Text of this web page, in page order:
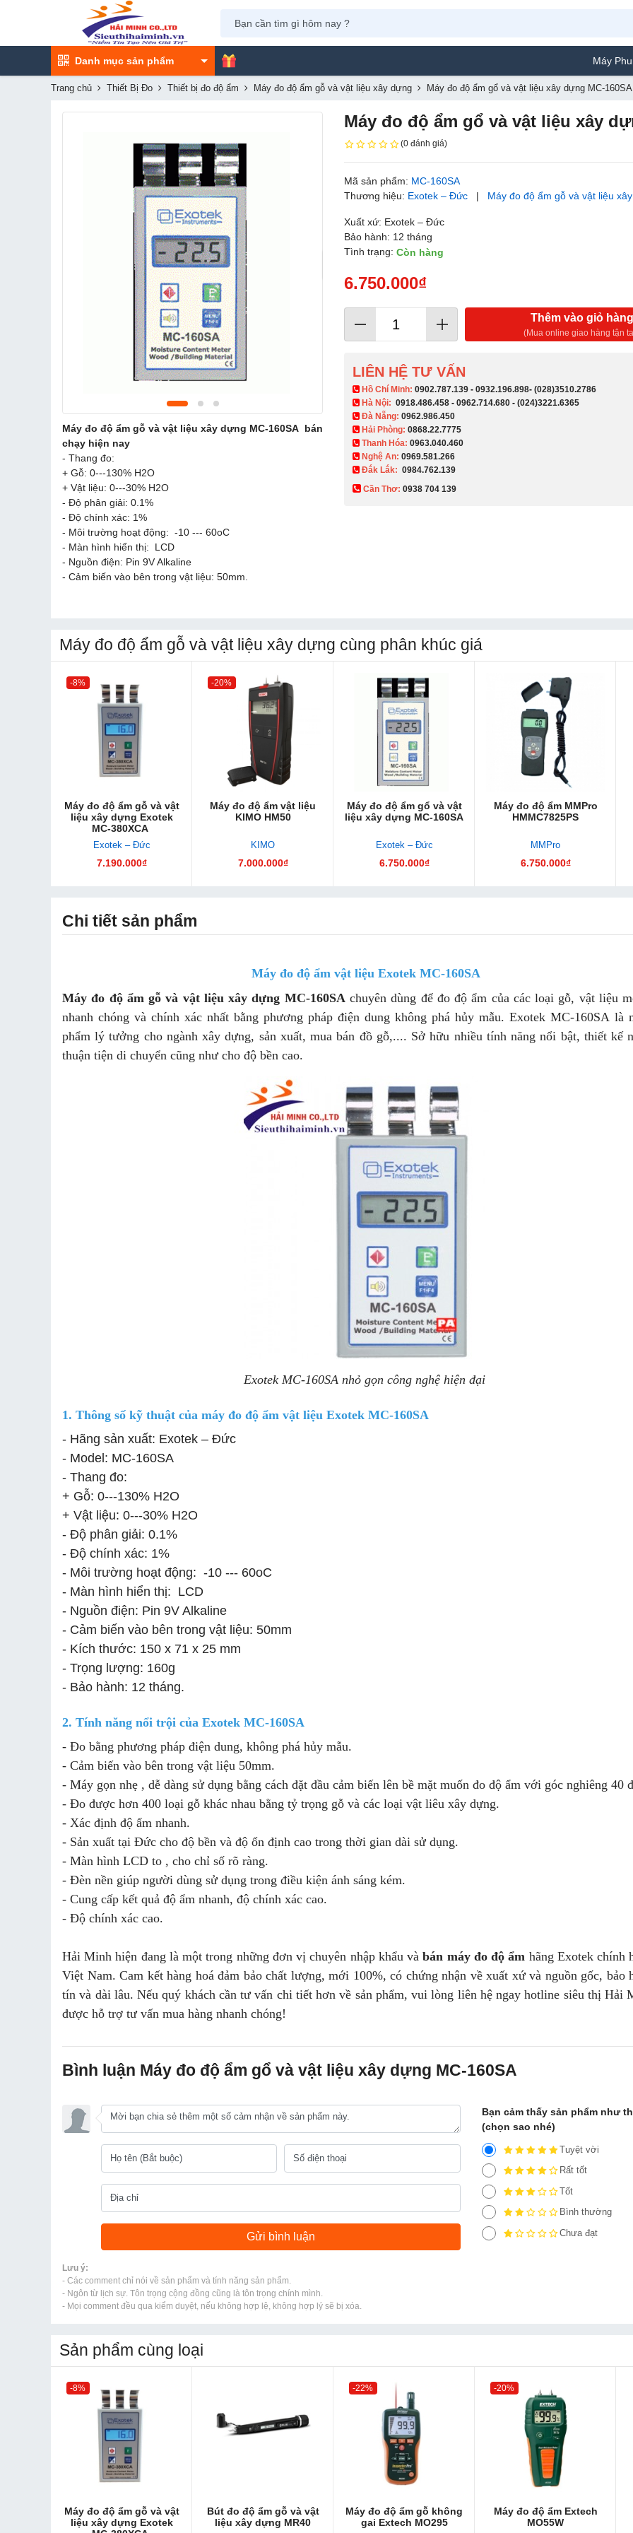
Danh mục sản phẩm Máy Phun Sơn
Trang chủ Thiết Bị Đo Thiết bị đo độ ẩm Máy đo độ ẩm gỗ và vật liệu xây dựng Máy đo độ ẩm gổ và vật liệu xây dựng MC-160SA
Máy đo độ ẩm gỗ và vật liệu xây dựng MC-160SA bán
chạy hiện nay
- Thang đo:
+ Gỗ: 0---130% H2O
+ Vật liệu: 0---30% H2O
- Độ phân giải: 0.1%
- Độ chính xác: 1%
- Môi trường hoạt động: -10 --- 60oC
- Màn hình hiển thị: LCD
- Nguồn điện: Pin 9V Alkaline
- Cảm biến vào bên trong vật liệu: 50mm.
Máy đo độ ẩm gổ và vật liệu xây
(0 đánh giá)
Mã sản phẩm: MC-160SA
Thương hiệu: Exotek – Đức | Máy đo độ ẩm gỗ và vật liệu
Xuất xứ: Exotek – Đức
Bảo hành: 12 tháng
Tình trạng:Còn hàng
6.750.000₫
Thêm vào giỏ hàng
(Mua online giao hàng tận
LIÊN HỆ TƯ VẤN
​ Hồ Chí Minh:0902.787.139 -0932.196.898-(028)3510.2786
Hà Nội:0918.486.458 -0962.714.680 -(024)3221.6365
Đà Nẵng:0962.986.450
Hải Phòng:0868.22.7775
Thanh Hóa:0963.040.460
Nghệ An:0969.581.266
Đắk Lắk: 0984.762.139
Cần Thơ:0938 704 139​
Máy đo độ ẩm gỗ và vật liệu xây dựng cùng phân khúc giá
-8%
Máy đo độ ẩm gỗ và vật
liệu xây dựng Exotek
MC-380XCA
Exotek – Đức
7.190.000₫
-20%
Máy đo độ ẩm vật liệu
KIMO HM50
KIMO
7.000.000₫
Máy đo độ ẩm gổ và vật
liệu xây dựng MC-160SA
Exotek – Đức
6.750.000₫
Máy đo độ ẩm MMPro
HMMC7825PS
MMPro
6.750.000₫
Chi tiết sản phẩm
Máy đo độ ẩm vật liệu Exotek MC-160SA
Máy đo độ ẩm gỗ và vật liệu xây dựng MC-160SA chuyên dùng để đo độ ẩm của các loại gỗ, vật liệu
nhanh chóng và chính xác nhất bằng phương pháp điện dung không phá hủy mẫu. Exotek MC-160SA là
phẩm lý tưởng cho ngành xây dựng, sản xuất, mua bán đồ gỗ,.... Sở hữu nhiều tính năng nổi bật, thiết kế
thuận tiện di chuyển cũng như cho độ bền cao.
Exotek MC-160SA nhỏ gọn công nghệ hiện đại
1. Thông số kỹ thuật của máy đo độ ẩm vật liệu Exotek MC-160SA
- Hãng sản xuất: Exotek – Đức
- Model: MC-160SA
- Thang đo:
+ Gỗ: 0---130% H2O
+ Vật liệu: 0---30% H2O
- Độ phân giải: 0.1%
- Độ chính xác: 1%
- Môi trường hoạt động: -10 --- 60oC
- Màn hình hiển thị: LCD
- Nguồn điện: Pin 9V Alkaline
- Cảm biến vào bên trong vật liệu: 50mm
- Kích thước: 150 x 71 x 25 mm
- Trọng lượng: 160g
- Bảo hành: 12 tháng.
2. Tính năng nổi trội của Exotek MC-160SA
- Đo bằng phương pháp điện dung, không phá hủy mẫu.
- Cảm biến vào bên trong vật liệu 50mm.
- Máy gọn nhẹ , dễ dàng sử dụng bằng cách đặt đầu cảm biến lên bề mặt muốn đo độ ẩm với góc nghiêng 40
- Đo được hơn 400 loại gỗ khác nhau bằng tỷ trọng gỗ và các loại vật liêu xây dựng.
- Xác định độ ẩm nhanh.
- Sản xuất tại Đức cho độ bền và độ ổn định cao trong thời gian dài sử dụng.
- Màn hình LCD to , cho chỉ số rõ ràng.
- Đèn nền giúp người dùng sử dụng trong điều kiện ánh sáng kém.
- Cung cấp kết quả độ ẩm nhanh, độ chính xác cao.
- Độ chính xác cao.
Hải Minh hiện đang là một trong những đơn vị chuyên nhập khẩu vàbán máy đo độ ẩm hãng Exotek chính
Việt Nam. Cam kết hàng hoá đảm bảo chất lượng, mới 100%, có chứng nhận về xuất xứ và nguồn gốc, bảo
tín và dài lâu. Nếu quý khách cần tư vấn chi tiết hơn về sản phẩm, vui lòng liên hệ ngay hotline siêu thị Hải
được hỗ trợ tư vấn mua hàng nhanh chóng!
Bình luận Máy đo độ ẩm gổ và vật liệu xây dựng MC-160SA
Bạn cảm thấy sản phẩm như
(chọn sao nhé)
Tuyệt vời
Rất tốt
Tốt
Bình thường
Chưa đạt
Lưu ý:
- Các comment chỉ nói về sản phẩm và tính năng sản phẩm.
- Ngôn từ lịch sự. Tôn trọng cộng đồng cũng là tôn trọng chính mình.
- Mọi comment đều qua kiểm duyệt, nếu không hợp lệ, không hợp lý sẽ bị xóa.
Sản phẩm cùng loại
-8%
Máy đo độ ẩm gỗ và vật
liệu xây dựng Exotek
Bút đo độ ẩm gỗ và vật
liệu xây dựng MR40
-22%
Máy đo độ ẩm gỗ không
gai Extech MO295
-20%
Máy đo độ ẩm Extech
MO55W